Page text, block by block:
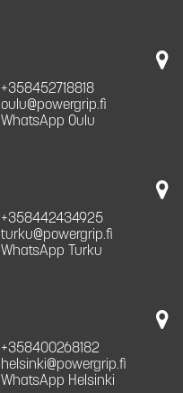
+358452718818
oulu@powergrip.fi
WhatsApp Oulu
+358442434925
turku@powergrip.fi
WhatsApp Turku
+358400268182
helsinki@powergrip.fi
WhatsApp Helsinki